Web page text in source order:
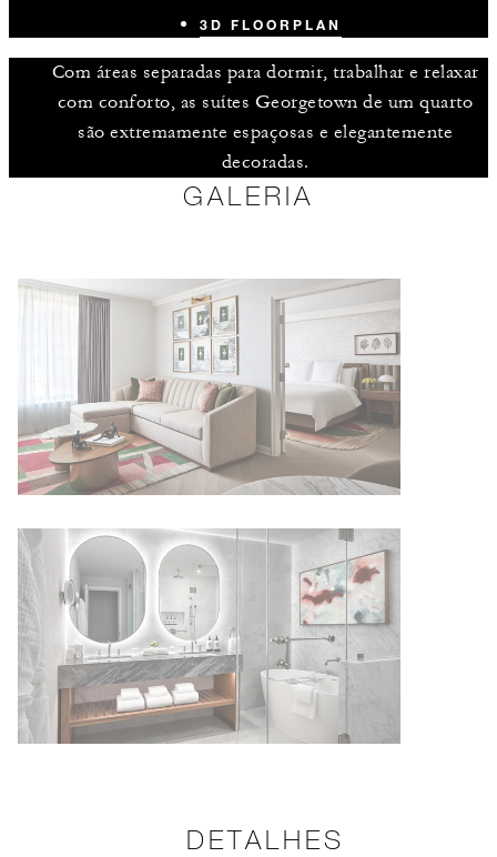
3D FLOORPLAN
Com áreas separadas para dormir, trabalhar e relaxar
com conforto, as suítes Georgetown de um quarto
são extremamente espaçosas e elegantemente
decoradas.
GALERIA
DETALHES